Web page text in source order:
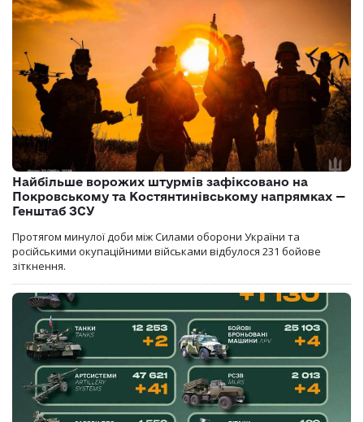
Найбільше ворожих штурмів зафіксовано на
Покровському та Костянтинівському напрямках —
Генштаб ЗСУ
Протягом минулої доби між Силами оборони України та
російськими окупаційними військами відбулося 231 бойове
зіткнення.